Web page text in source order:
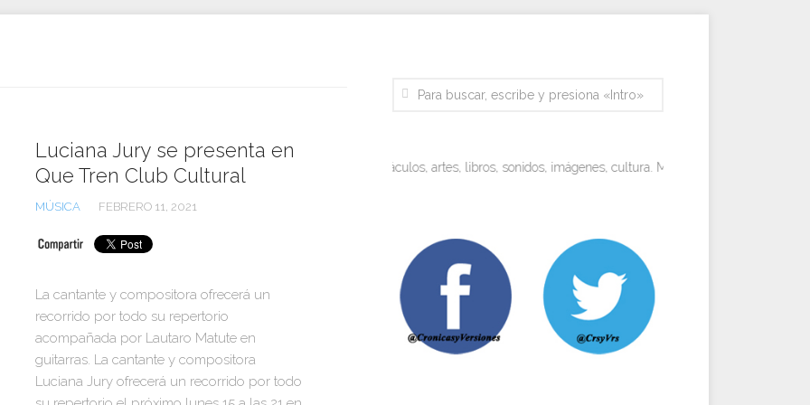
Luciana Jury se presenta en
Que Tren Club Cultural
MÚSICA FEBRERO 11, 2021
La cantante y compositora ofrecerá un
recorrido por todo su repertorio
acompañada por Lautaro Matute en
guitarras. La cantante y compositora
Luciana Jury ofrecerá un recorrido por todo
Espectáculos, artes, libros, sonidos, imágenes, cultura. Miradas objetivas y visiones